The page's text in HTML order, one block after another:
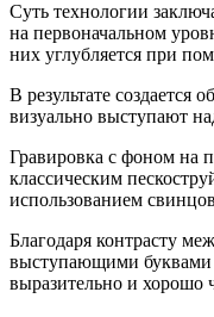
Суть технологии
на первоначальном
них углубляется при
В результате
визуально выступают
Гравировка с фоном на
классическим
использованием
Благодаря контрасту
выступающими буквами
выразительно и хорошо